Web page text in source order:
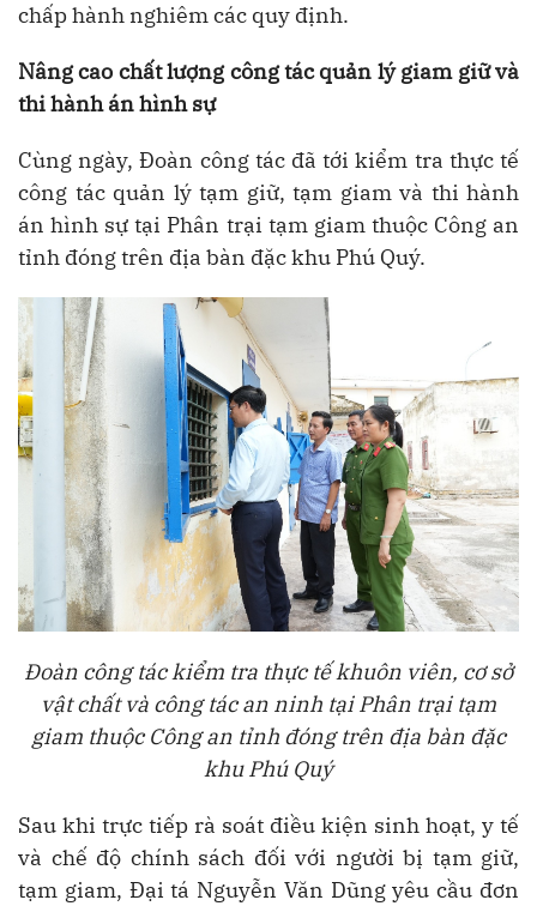
chấp hành nghiêm các quy định.
Nâng cao chất lượng công tác quản lý giam giữ và
thi hành án hình sự
Cùng ngày, Đoàn công tác đã tới kiểm tra thực tế
công tác quản lý tạm giữ, tạm giam và thi hành
án hình sự tại Phân trại tạm giam thuộc Công an
tỉnh đóng trên địa bàn đặc khu Phú Quý.
Đoàn công tác kiểm tra thực tế khuôn viên, cơ sở
vật chất và công tác an ninh tại Phân trại tạm
giam thuộc Công an tỉnh đóng trên địa bàn đặc
khu Phú Quý
Sau khi trực tiếp rà soát điều kiện sinh hoạt, y tế
và chế độ chính sách đối với người bị tạm giữ,
tạm giam, Đại tá Nguyễn Văn Dũng yêu cầu đơn